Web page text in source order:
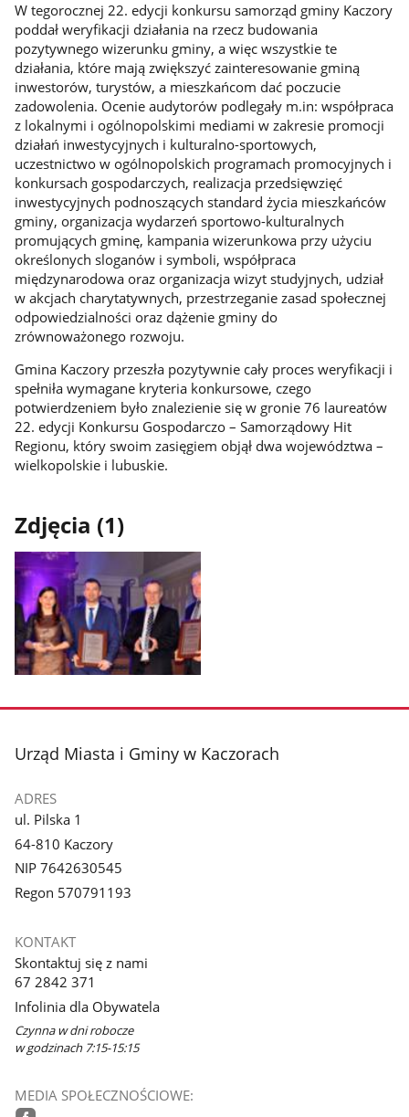
W tegorocznej 22. edycji konkursu samorząd gminy Kaczory
poddał weryfikacji działania na rzecz budowania
pozytywnego wizerunku gminy, a więc wszystkie te
działania, które mają zwiększyć zainteresowanie gminą
inwestorów, turystów, a mieszkańcom dać poczucie
zadowolenia. Ocenie audytorów podlegały m.in: współpraca
z lokalnymi i ogólnopolskimi mediami w zakresie promocji
działań inwestycyjnych i kulturalno-sportowych,
uczestnictwo w ogólnopolskich programach promocyjnych i
konkursach gospodarczych, realizacja przedsięwzięć
inwestycyjnych podnoszących standard życia mieszkańców
gminy, organizacja wydarzeń sportowo-kulturalnych
promujących gminę, kampania wizerunkowa przy użyciu
określonych sloganów i symboli, współpraca
międzynarodowa oraz organizacja wizyt studyjnych, udział
w akcjach charytatywnych, przestrzeganie zasad społecznej
odpowiedzialności oraz dążenie gminy do
zrównoważonego rozwoju.
Gmina Kaczory przeszła pozytywnie cały proces weryfikacji i
spełniła wymagane kryteria konkursowe, czego
potwierdzeniem było znalezienie się w gronie 76 laureatów
22. edycji Konkursu Gospodarczo – Samorządowy Hit
Regionu, który swoim zasięgiem objął dwa województwa –
wielkopolskie i lubuskie.
Zdjęcia (1)
galerii.
stopka
Urząd Miasta i Gminy w Kaczorach
ADRES
ul. Pilska 1
64-810 Kaczory
NIP 7642630545
Regon 570791193
KONTAKT
Skontaktuj się z nami
67 2842 371
Infolinia dla Obywatela
Czynna w dni robocze
w godzinach 7:15-15:15
MEDIA SPOŁECZNOŚCIOWE: